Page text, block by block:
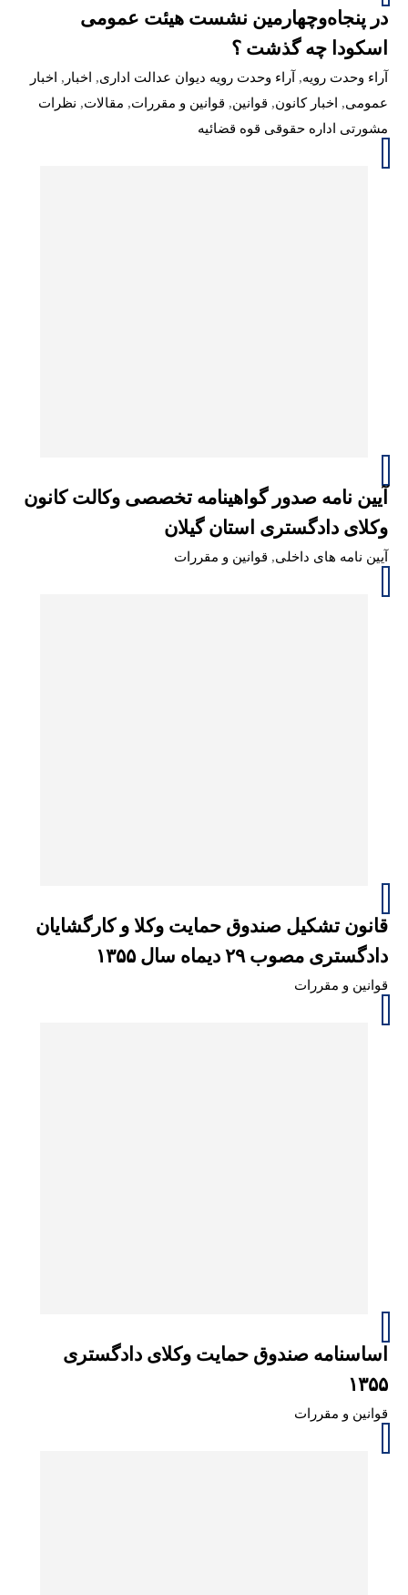
در پنجاه‌وچهارمین نشست هیئت عمومی
اسکودا چه گذشت ؟
آراء وحدت رویه, آراء وحدت رویه دیوان عدالت اداری, اخبار , اخبار
عمومی, اخبار کانون, قوانین, قوانین و مقررات, مقالات, نظرات
مشورتی اداره حقوقی قوه قضائیه
آیین نامه صدور گواهینامه تخصصی وکالت کانون
وکلای دادگستری استان گیلان
آیین نامه های داخلی, قوانین و مقررات
قانون تشکیل صندوق حمایت وکلا و کارگشایان
دادگستری مصوب ۲۹ دیماه سال ۱۳۵۵
قوانین و مقررات
اساسنامه صندوق حمایت وکلای دادگستری
۱۳۵۵
قوانین و مقررات